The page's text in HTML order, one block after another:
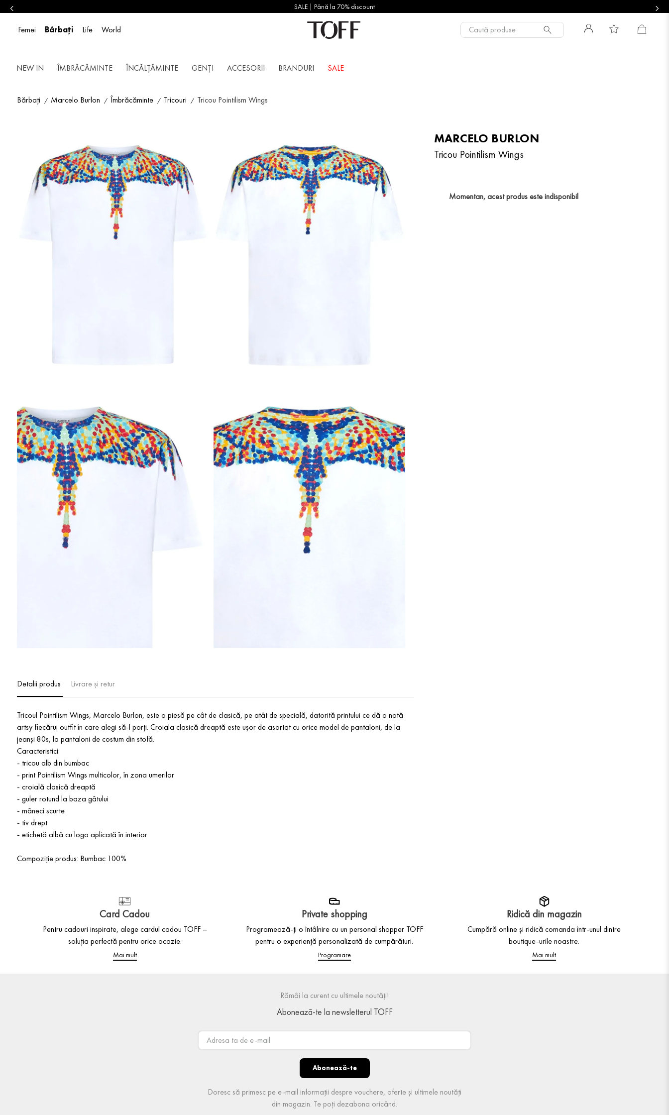
SALE | Până la 70% discount
Femei Bărbați Life World Caută produse
NEW IN ÎMBRĂCĂMINTE ÎNCĂLȚĂMINTE GENȚI ACCESORII BRANDURI SALE
Bărbați Marcelo Burlon Îmbrăcăminte Tricouri Tricou Pointilism Wings
MARCELO BURLON
Tricou Pointilism Wings
Momentan, acest produs este indisponibil
Detalii produs Livrare și retur
Tricoul Pointilism Wings, Marcelo Burlon, este o piesă pe cât de clasică, pe atât de specială, datorită printului ce dă o notă
artsy fiecărui outfit în care alegi să-l porți. Croiala clasică dreaptă este ușor de asortat cu orice model de pantaloni, de la
jeanși 80s, la pantaloni de costum din stofă.
Caracteristici:
- tricou alb din bumbac
- print Pointilism Wings multicolor, în zona umerilor
- croială clasică dreaptă
- guler rotund la baza gâtului
- mâneci scurte
- tiv drept
- etichetă albă cu logo aplicată în interior
Compoziție produs: Bumbac 100%
Card Cadou
Pentru cadouri inspirate, alege cardul cadou TOFF –
soluția perfectă pentru orice ocazie.
Mai mult
Private shopping
Programează-ți o întâlnire cu un personal shopper TOFF
pentru o experiență personalizată de cumpărături.
Programare
Ridică din magazin
Cumpără online și ridică comanda într-unul dintre
boutique-urile noastre.
Mai mult
Rămâi la curent cu ultimele noutăți!
Abonează-te la newsletterul TOFF
Abonează-te
Doresc să primesc pe e-mail informații despre vouchere, oferte și ultimele noutăți
din magazin. Te poți dezabona oricând.